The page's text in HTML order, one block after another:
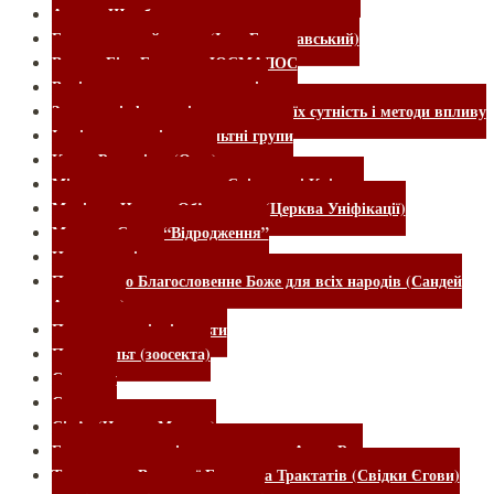
Ашрам Шамбали
Богородицький центр (Іоан Береславський)
Велике Біле Братство ЮСМАЛОС
Вихід з деструктивних культів
Загальна інформація про культи: їх сутність і методи впливу
Інші езотеричні та окультні групи
Культ Раджніша (Ошо)
Міжнародне товариство Свідомості Крішни
Муніти – Церква Об’єднання (Церква Уніфікації)
Мунтян. Секта “Відродження”
Нове покоління
Посольство Благословенне Боже для всіх народів (Сандей
Аделаджа)
Псевдоекологічні культи
Псинокульт (зоосекта)
Садхгуру
Симорон
Сім’я (Чарльз Менсон)
Благотворче суспільство – секта «АллатРа»
Товариство Вартової Башти та Трактатів (Свідки Єгови)